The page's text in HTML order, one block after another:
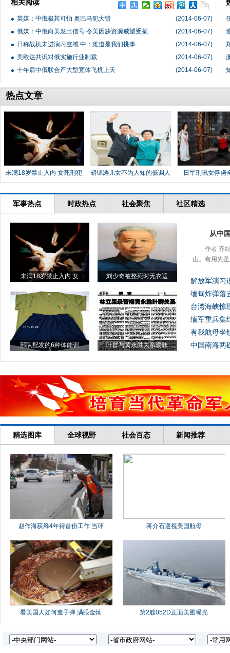
相关阅读
(2014-06-07)
英媒：中俄极其可怕 奥巴马犯大错
(2014-06-07)
俄媒：中俄向美发出信号 令美因缺资源威望受损
(2014-06-07)
日称战机未进演习空域 中：难道是我们挑事
(2014-06-07)
美欧达共识对俄实施行业制裁
(2014-06-07)
十年后中俄联合产大型宽体飞机上天
热点文章
未满18岁禁止入内 女死刑犯 胡锦涛儿女不为人知的低调人 日军刑讯女俘虏